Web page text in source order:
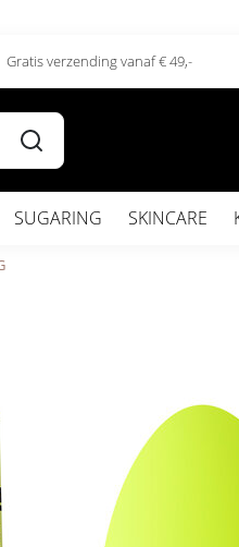
Gratis verzending vanaf € 49,-
SUGARING SKINCARE